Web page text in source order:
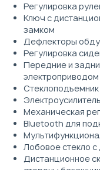
Регулировка
Ключ с
замком
Дефлекторы
Регулировка
Передние и
электроприводом
Механическая
Bluetooth для
Лобовое стекло
Дистанционное